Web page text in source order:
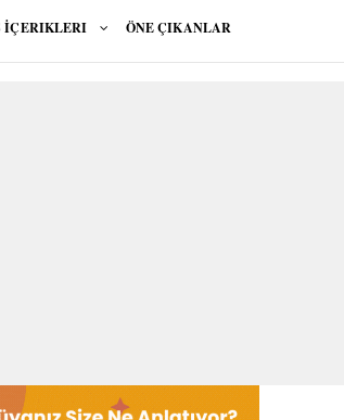
İÇERIKLERI ÖNE ÇIKANLAR